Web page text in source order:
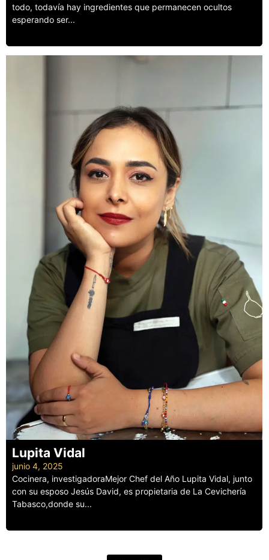
todo, todavía hay ingredientes que permanecen ocultos
esperando ser...
Lupita Vidal
junio 4, 2025
Cocinera, investigadoraMejor Chef del Año Lupita Vidal, junto
con su esposo Jesús David, es propietaria de La Cevichería
Tabasco,donde su...